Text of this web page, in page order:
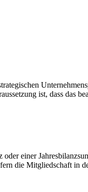
ist, dass das
einer
die Mitgliedschaft in